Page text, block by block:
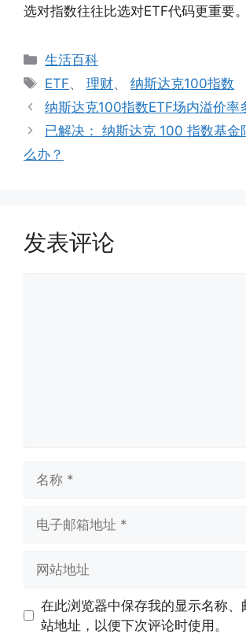
选对指数往往比选对ETF代码更重要。
分
类
生活百科
标
签
ETF、理财、纳斯达克100指数
纳斯达克100指数ETF场内溢价率
已解决： 纳斯达克 100 指数基金
么办？
发表评论
址
址
在此浏览器中保存我的显示名称、
站地址，以便下次评论时使用。